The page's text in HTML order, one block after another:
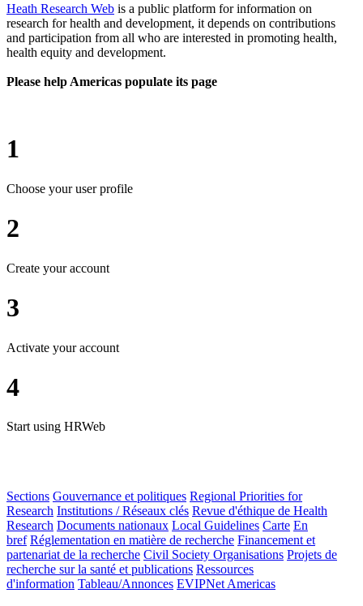
Heath Research Web is a public platform for information on
research for health and development, it depends on contributions
and participation from all who are interested in promoting health,
health equity and development.
Please help Americas populate its page
1
Choose your user profile
2
Create your account
3
Activate your account
4
Start using HRWeb
Sections Gouvernance et politiques Regional Priorities for
Research Institutions / Réseaux clés Revue d'éthique de Health
Research Documents nationaux Local Guidelines Carte En
bref Réglementation en matière de recherche Financement et
partenariat de la recherche Civil Society Organisations Projets de
recherche sur la santé et publications Ressources
d'information Tableau/Annonces EVIPNet Americas